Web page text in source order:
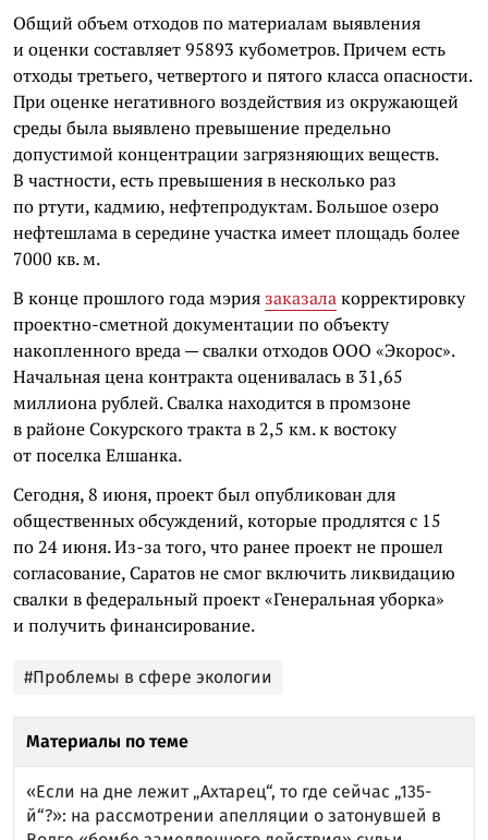
Общий объем отходов по материалам выявления
и оценки составляет 95893 кубометров. Причем есть
отходы третьего, четвертого и пятого класса опасности.
При оценке негативного воздействия из окружающей
среды была выявлено превышение предельно
допустимой концентрации загрязняющих веществ.
В частности, есть превышения в несколько раз
по ртути, кадмию, нефтепродуктам. Большое озеро
нефтешлама в середине участка имеет площадь более
7000 кв. м.
В конце прошлого года мэрия заказалакорректировку
проектно-сметной документации по объекту
накопленного вреда — свалки отходов ООО «Экорос».
Начальная цена контракта оценивалась в 31,65
миллиона рублей. Свалка находится в промзоне
в районе Сокурского тракта в 2,5 км. к востоку
от поселка Елшанка.
Сегодня, 8 июня, проект был опубликован для
общественных обсуждений, которые продлятся с 15
по 24 июня. Из-за того, что ранее проект не прошел
согласование, Саратов не смог включить ликвидацию
свалки в федеральный проект «Генеральная уборка»
и получить финансирование.
#Проблемы в сфере экологии
Материалы по теме
«Если на дне лежит „Ахтарец“, то где сейчас „135-
й“?»: на рассмотрении апелляции о затонувшей в